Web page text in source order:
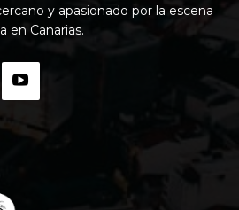
y apasionado por la escena
en Canarias.